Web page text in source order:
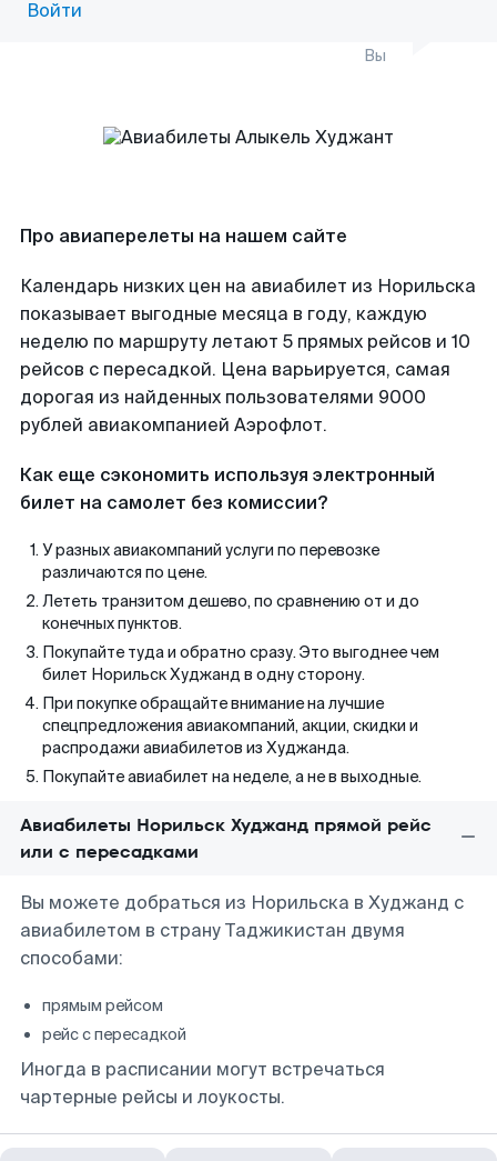
Войти
Вы
Про авиаперелеты на нашем сайте
Календарь низких цен на авиабилет из Норильска
показывает выгодные месяца в году, каждую
неделю по маршруту летают 5 прямых рейсов и 10
рейсов с пересадкой. Цена варьируется, самая
дорогая из найденных пользователями 9000
рублей авиакомпанией Аэрофлот.
Как еще сэкономить используя электронный
билет на самолет без комиссии?
У разных авиакомпаний услуги по перевозке
различаются по цене.
Лететь транзитом дешево, по сравнению от и до
конечных пунктов.
Покупайте туда и обратно сразу. Это выгоднее чем
билет Норильск Худжанд в одну сторону.
При покупке обращайте внимание на лучшие
спецпредложения авиакомпаний, акции, скидки и
распродажи авиабилетов из Худжанда.
Покупайте авиабилет на неделе, а не в выходные.
Авиабилеты Норильск Худжанд прямой рейс
или с пересадками
Вы можете добраться из Норильска в Худжанд с
авиабилетом в страну Таджикистан двумя
способами:
прямым рейсом
рейс с пересадкой
Иногда в расписании могут встречаться
чартерные рейсы и лоукосты.